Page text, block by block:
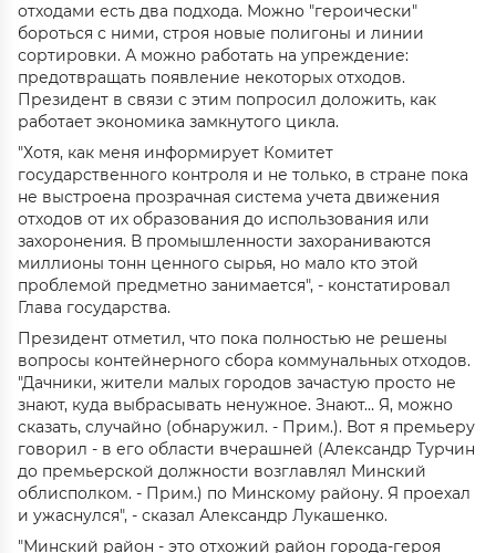
отходами есть два подхода. Можно "героически"
бороться с ними, строя новые полигоны и линии
сортировки. А можно работать на упреждение:
предотвращать появление некоторых отходов.
Президент в связи с этим попросил доложить, как
работает экономика замкнутого цикла.
"Хотя, как меня информирует Комитет
государственного контроля и не только, в стране пока
не выстроена прозрачная система учета движения
отходов от их образования до использования или
захоронения. В промышленности захораниваются
миллионы тонн ценного сырья, но мало кто этой
проблемой предметно занимается", - констатировал
Глава государства.
Президент отметил, что пока полностью не решены
вопросы контейнерного сбора коммунальных отходов.
"Дачники, жители малых городов зачастую просто не
знают, куда выбрасывать ненужное. Знают… Я, можно
сказать, случайно (обнаружил. - Прим.). Вот я премьеру
говорил - в его области вчерашней (Александр Турчин
до премьерской должности возглавлял Минский
облисполком. - Прим.) по Минскому району. Я проехал
и ужаснулся", - сказал Александр Лукашенко.
"Минский район - это отхожий район города-героя